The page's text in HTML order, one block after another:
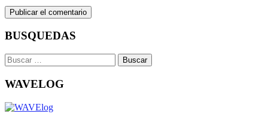
BUSQUEDAS
Buscar:
WAVELOG